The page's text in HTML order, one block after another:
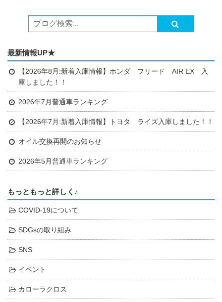
最新情報UP★
【2026年8月:新着入庫情報】ホンダ フリード AIR EX 入
庫しました！！
2026年7月普通車ランキング
【2026年7月:新着入庫情報】トヨタ ライズ入庫しました！！
オイル交換再開のお知らせ
2026年5月普通車ランキング
もっともっと詳しく♪
COVID-19について
SDGsの取り組み
SNS
イベント
カローラクロス